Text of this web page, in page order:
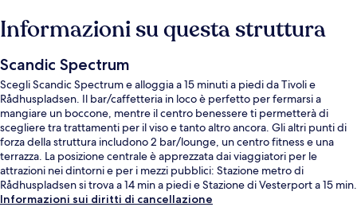
Informazioni su questa struttura
Scandic Spectrum
Scegli Scandic Spectrum e alloggia a 15 minuti a piedi da Tivoli e
Rådhuspladsen. Il bar/caffetteria in loco è perfetto per fermarsi a
mangiare un boccone, mentre il centro benessere ti permetterà di
scegliere tra trattamenti per il viso e tanto altro ancora. Gli altri punti di
forza della struttura includono 2 bar/lounge, un centro fitness e una
terrazza. La posizione centrale è apprezzata dai viaggiatori per le
attrazioni nei dintorni e per i mezzi pubblici: Stazione metro di
Rådhuspladsen si trova a 14 min a piedi e Stazione di Vesterport a 15 min.
Informazioni sui diritti di cancellazione